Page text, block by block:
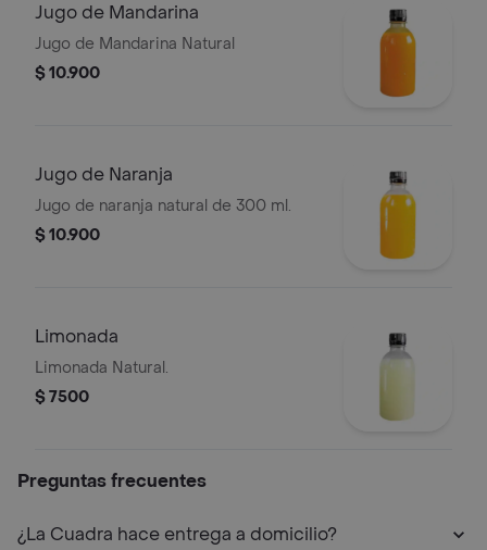
Jugo de Mandarina
Jugo de Mandarina Natural
$ 10.900
Jugo de Naranja
Jugo de naranja natural de 300 ml.
$ 10.900
Limonada
Limonada Natural.
$ 7500
Preguntas frecuentes
¿La Cuadra hace entrega a domicilio?